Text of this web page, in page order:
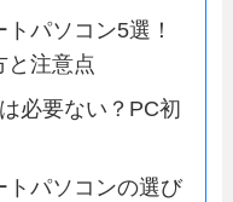
パソコン5選！
と注意点
必要ない？PC初
トパソコンの選び